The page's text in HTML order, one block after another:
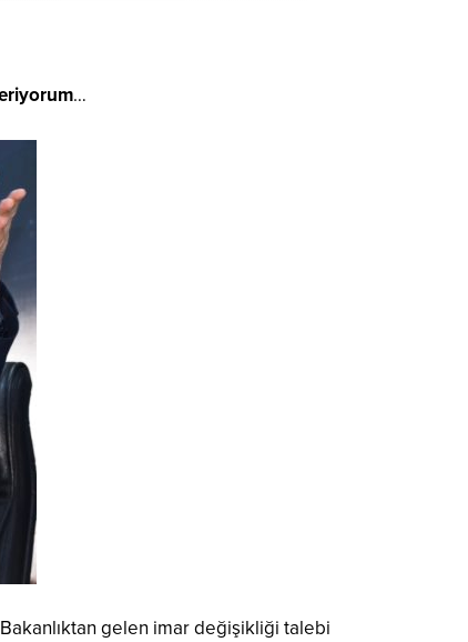
…
Bakanlıktan gelen imar değişikliği talebi